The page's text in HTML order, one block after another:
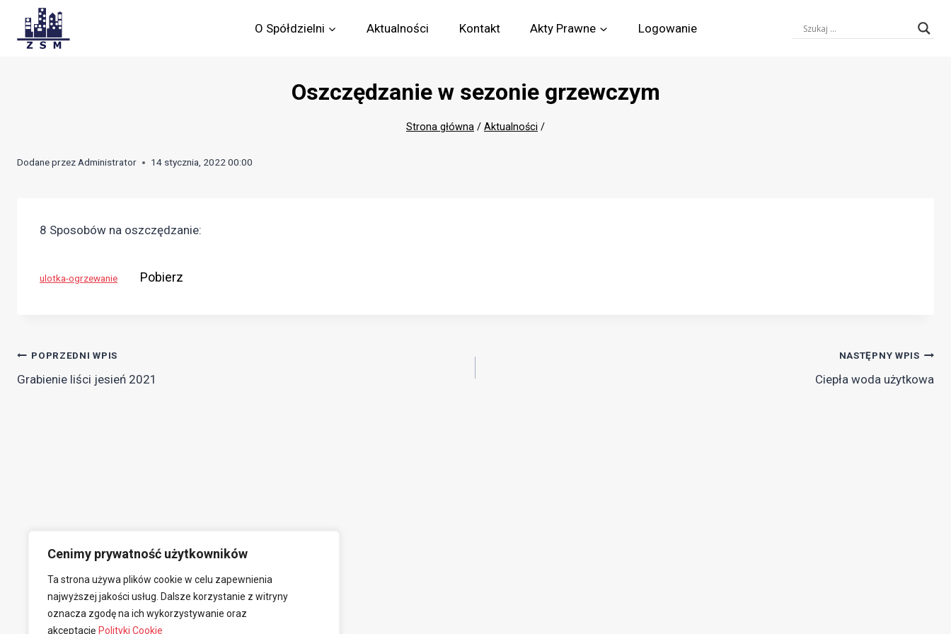
Cenimy prywatność użytkowników
Ta strona używa plików cookie w celu zapewnienia
najwyższej jakości usług. Dalsze korzystanie z witryny
oznacza zgodę na ich wykorzystywanie oraz
akceptację Polityki Cookie
content
O Spółdzielni Aktualności Kontakt Akty Prawne Logowanie
Oszczędzanie w sezonie grzewczym
Strona główna / Aktualności /
Dodane przezAdministrator 14 stycznia, 2022 00:00
8 Sposobów na oszczędzanie:
ulotka-ogrzewanie Pobierz
Nawigacja
wpisu
POPRZEDNI WPIS
Grabienie liści jesień 2021
NASTĘPNY WPIS
Ciepła woda użytkowa